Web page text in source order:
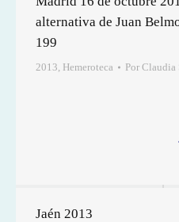
alternativa de Juan
199
2013, Hemeroteca Por Claudia
Jaén 2013